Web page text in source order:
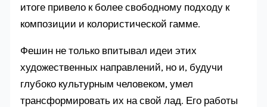
итоге привело к более свободному подходу к
композиции и колористической гамме.
Фешин не только впитывал идеи этих
художественных направлений, но и, будучи
глубоко культурным человеком, умел
трансформировать их на свой лад. Его работы